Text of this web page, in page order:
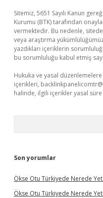
Sitemiz, 5651 Sayılı Kanun
Kurumu (BTK) tarafından
vermektedir. Bu nedenle,
veya araştırma
yazdıkları içeriklerin
bu sorumluluğu kabul etmiş
Hukuka ve yasal
içerikleri,
halinde, ilgili içerikler yasal
Son yorumlar
Ökse Otu Türkiyede Nerede
Ökse Otu Türkiyede Nerede